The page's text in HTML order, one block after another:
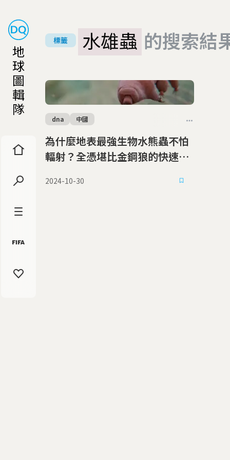
地
球
圖
輯
隊
標籤 水雄蟲 的搜索結
為什麼地表最強生物水熊蟲不怕
輻射？全憑堪比金鋼狼的快速修
dna 中國
2024-10-30